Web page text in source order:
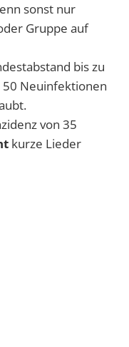
sonst nur
Gruppe auf
bis zu
50 Neuinfektionen
von 35
kurze Lieder